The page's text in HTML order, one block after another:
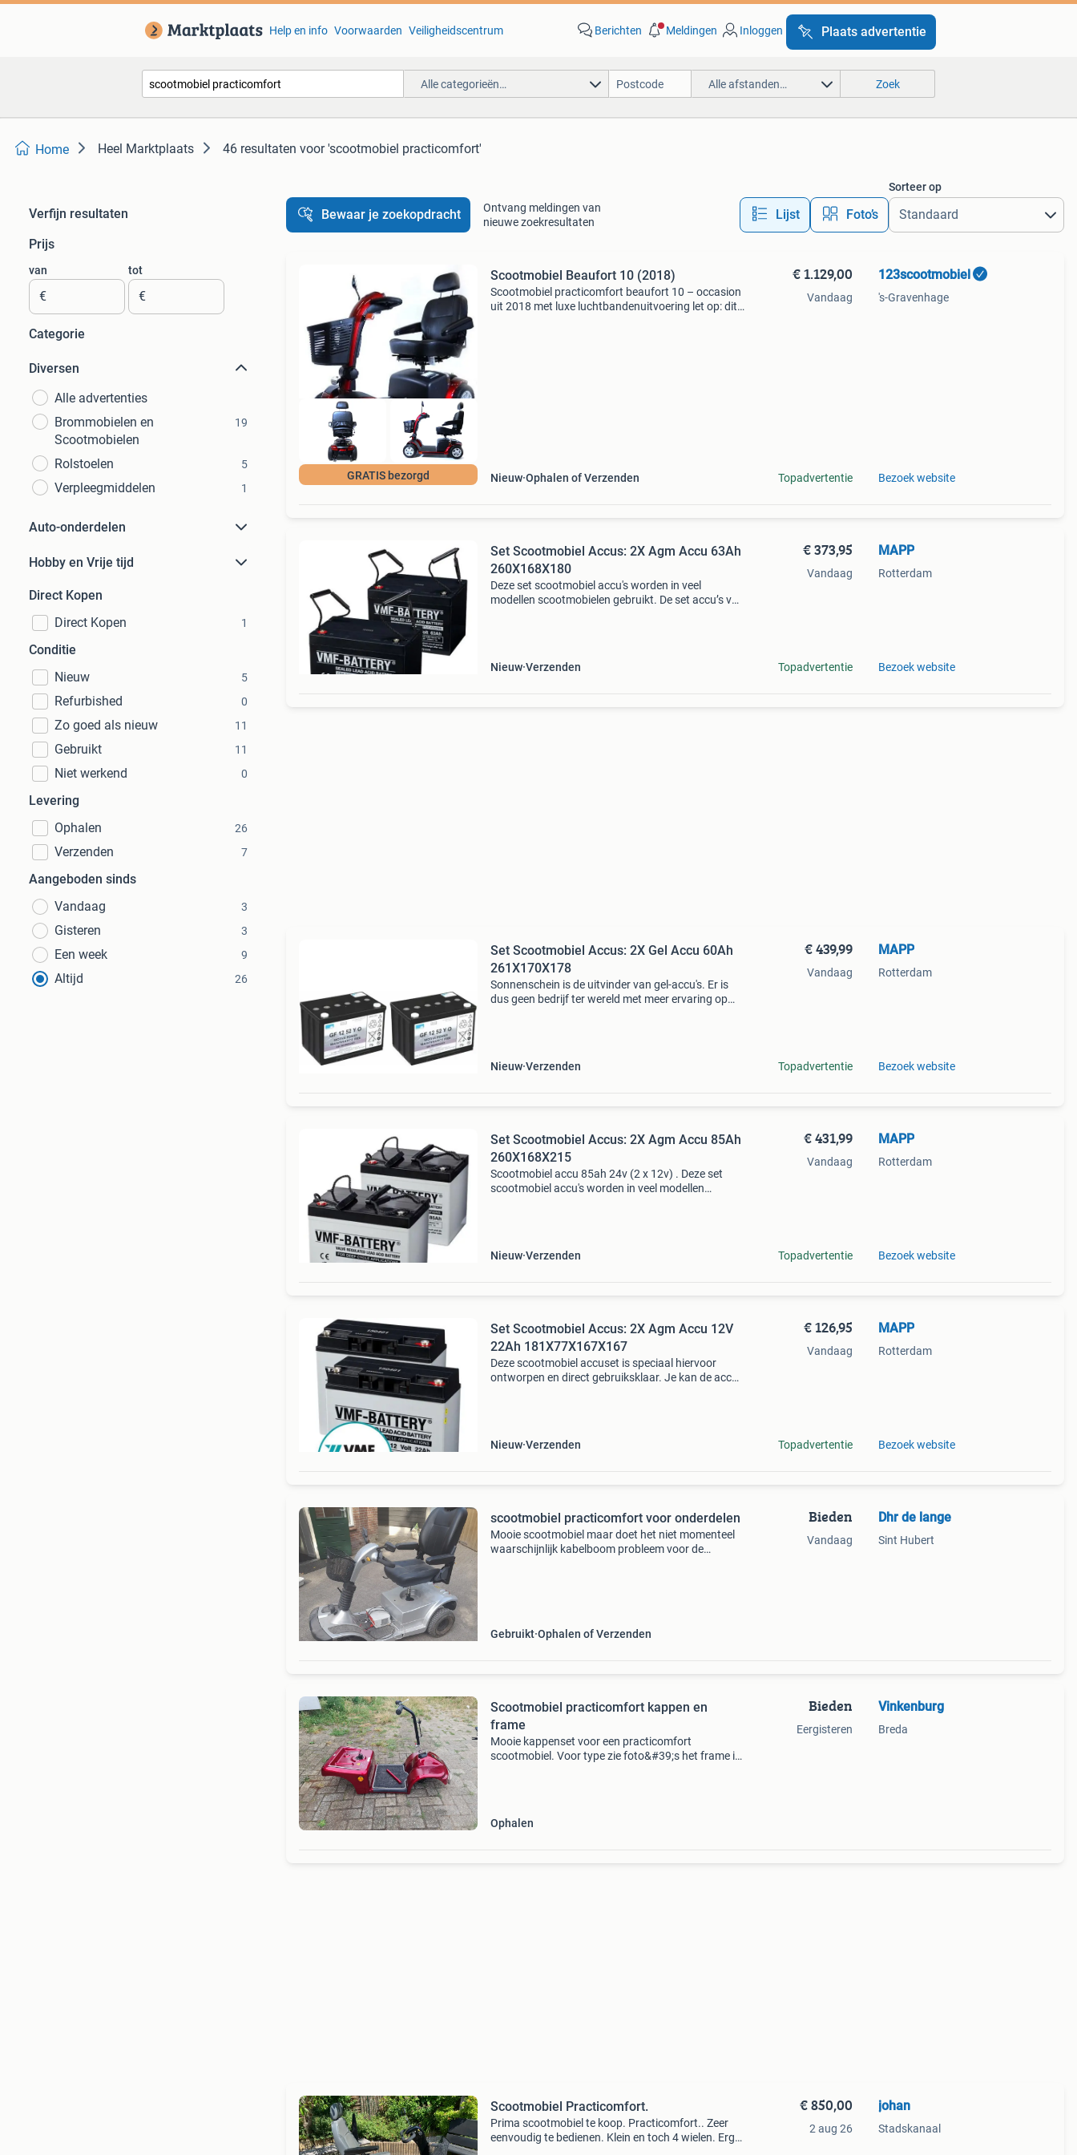
Help en info Voorwaarden Veiligheidscentrum Berichten Meldingen Inloggen Plaats advertentie
Alle categorieën… Alle afstanden… Zoek
Home Heel Marktplaats 46 resultaten voor 'scootmobiel practicomfort'
Verfijn resultaten
Prijs
van
€
tot
€
Categorie
Diversen
Alle advertenties
Brommobielen en
Scootmobielen
19
Rolstoelen 5
Verpleegmiddelen 1
Auto-onderdelen
Hobby en Vrije tijd
Direct Kopen
Direct Kopen
1
Conditie
Nieuw
5
Refurbished 0
Zo goed als nieuw 11
Gebruikt 11
Niet werkend 0
Levering
Ophalen
26
Verzenden 7
Aangeboden sinds
Vandaag
3
Gisteren 3
Een week 9
Altijd 26
Bewaar je zoekopdracht
Ontvang meldingen van
nieuwe zoekresultaten
Lijst Foto’s
Sorteer op
GRATIS bezorgd
Scootmobiel Beaufort 10 (2018)
Scootmobiel practicomfort beaufort 10 – occasion
uit 2018 met luxe luchtbandenuitvoering let op: dit
Nieuw Ophalen of Verzenden
€ 1.129,00
Vandaag
Topadvertentie
123scootmobiel
's-Gravenhage
Bezoek website
Set Scootmobiel Accus: 2X Agm Accu 63Ah
260X168X180
Deze set scootmobiel accu's worden in veel
modellen scootmobielen gebruikt. De set accu’s van
Nieuw Verzenden
€ 373,95
Vandaag
Topadvertentie
MAPP
Rotterdam
Bezoek website
Set Scootmobiel Accus: 2X Gel Accu 60Ah
261X170X178
Sonnenschein is de uitvinder van gel-accu's. Er is
dus geen bedrijf ter wereld met meer ervaring op
Nieuw Verzenden
€ 439,99
Vandaag
Topadvertentie
MAPP
Rotterdam
Bezoek website
Set Scootmobiel Accus: 2X Agm Accu 85Ah
260X168X215
Scootmobiel accu 85ah 24v (2 x 12v) . Deze set
scootmobiel accu's worden in veel modellen
Nieuw Verzenden
€ 431,99
Vandaag
Topadvertentie
MAPP
Rotterdam
Bezoek website
Set Scootmobiel Accus: 2X Agm Accu 12V
22Ah 181X77X167X167
Deze scootmobiel accuset is speciaal hiervoor
ontworpen en direct gebruiksklaar. Je kan de accu
Nieuw Verzenden
€ 126,95
Vandaag
Topadvertentie
MAPP
Rotterdam
Bezoek website
scootmobiel practicomfort voor onderdelen
Mooie scootmobiel maar doet het niet momenteel
waarschijnlijk kabelboom probleem voor de
Gebruikt Ophalen of Verzenden
Bieden
Vandaag
Dhr de lange
Sint Hubert
Scootmobiel practicomfort kappen en
frame
Mooie kappenset voor een practicomfort
scootmobiel. Voor type zie foto&#39;s het frame is
Ophalen
Bieden
Eergisteren
Vinkenburg
Breda
Scootmobiel Practicomfort.
Prima scootmobiel te koop. Practicomfort.. Zeer
eenvoudig te bedienen. Klein en toch 4 wielen. Erg
€ 850,00
2 aug 26
johan
Stadskanaal